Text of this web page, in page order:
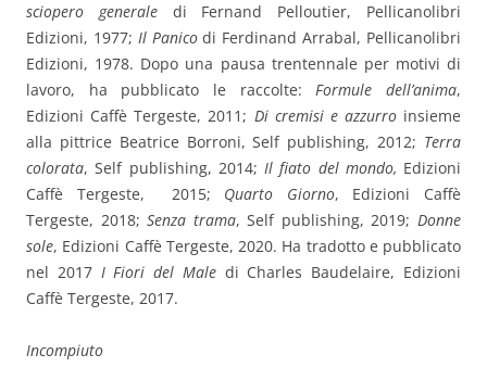
sciopero generaledi Fernand Pelloutier, Pellicanolibri
Edizioni, 1977; Il Panicodi Ferdinand Arrabal, Pellicanolibri
Edizioni, 1978. Dopo una pausa trentennale per motivi di
lavoro, ha pubblicato le raccolte:Formule dell’anima,
Edizioni Caffè Tergeste, 2011; Di cremisi e azzurroinsieme
alla pittrice Beatrice Borroni, Self publishing, 2012; Terra
colorata, Self publishing, 2014; Il fiato del mondo, Edizioni
Caffè Tergeste, 2015; Quarto Giorno, Edizioni Caffè
Tergeste, 2018;Senza trama, Self publishing, 2019;Donne
sole, Edizioni Caffè Tergeste, 2020. Ha tradotto e pubblicato
nel 2017 I Fiori del Maledi Charles Baudelaire, Edizioni
Caffè Tergeste, 2017.
Incompiuto